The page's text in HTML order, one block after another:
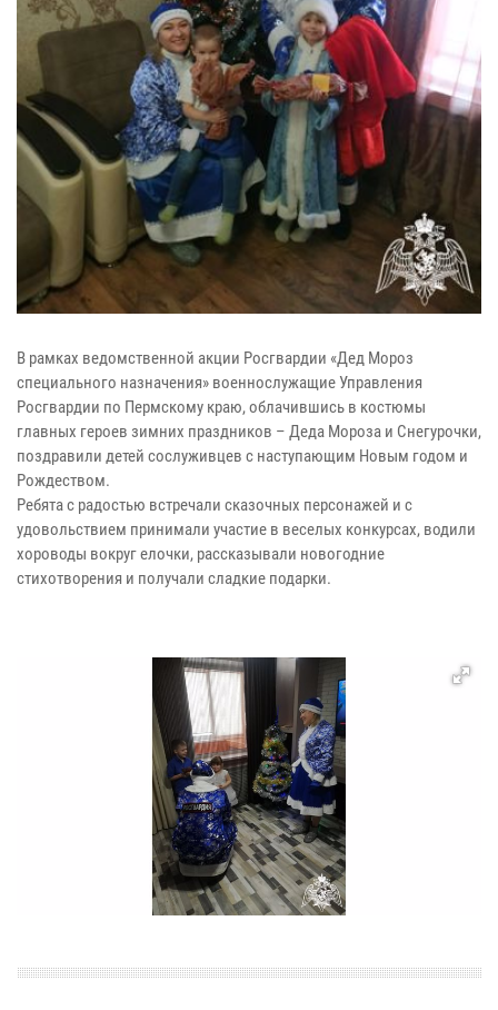
В рамках ведомственной акции Росгвардии «Дед Мороз
специального назначения» военнослужащие Управления
Росгвардии по Пермскому краю, облачившись в костюмы
главных героев зимних праздников – Деда Мороза и Снегурочки,
поздравили детей сослуживцев с наступающим Новым годом и
Рождеством.
Ребята с радостью встречали сказочных персонажей и с
удовольствием принимали участие в веселых конкурсах, водили
хороводы вокруг елочки, рассказывали новогодние
стихотворения и получали сладкие подарки.